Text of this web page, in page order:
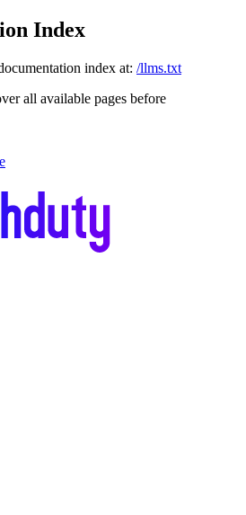
Index
index at: /llms.txt
all available pages before